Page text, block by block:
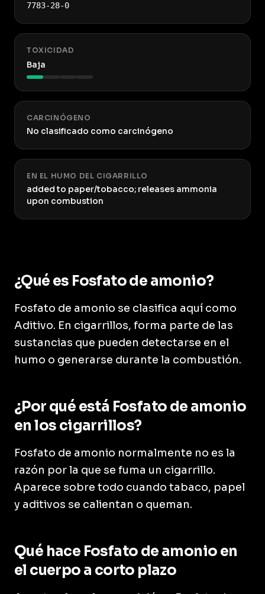
7783-28-0
TOXICIDAD
Baja
CARCINÓGENO
No clasificado como carcinógeno
EN EL HUMO DEL CIGARRILLO
added to paper/tobacco; releases ammonia
upon combustion
¿Qué es Fosfato de amonio?
Fosfato de amonio se clasifica aquí como
Aditivo. En cigarrillos, forma parte de las
sustancias que pueden detectarse en el
humo o generarse durante la combustión.
¿Por qué está Fosfato de amonio
en los cigarrillos?
Fosfato de amonio normalmente no es la
razón por la que se fuma un cigarrillo.
Aparece sobre todo cuando tabaco, papel
y aditivos se calientan o queman.
Qué hace Fosfato de amonio en
el cuerpo a corto plazo